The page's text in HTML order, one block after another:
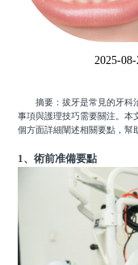
2025-08-
摘要：拔牙是常見的牙科治
事項與護理技巧需要關注。本
個方面詳細闡述相關要點，幫
1、術前准備要點